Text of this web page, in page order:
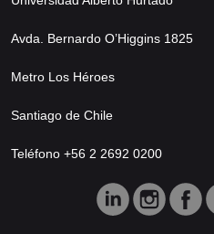
Avda. Bernardo O’Higgins 1825
Metro Los Héroes
Santiago de Chile
Teléfono +56 2 2692 0200